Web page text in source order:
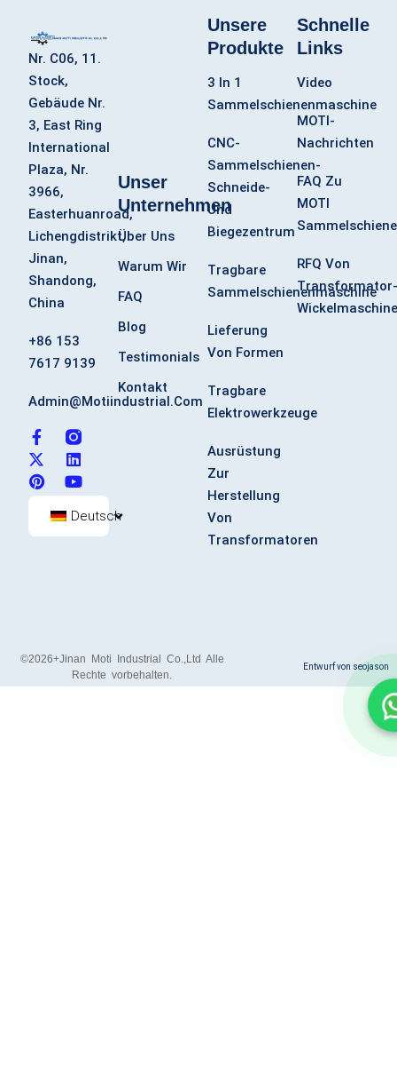
Nr. C06, 11.
Stock,
Gebäude Nr.
3, East Ring
International
Plaza, Nr.
3966,
Easterhuanroad,
Lichengdistrikt,
Jinan,
Shandong,
China
+86 153
7617 9139
Admin@motiindustrial.com
F
a
c
e
b
o
X
-
t
w
i
t
L
i
n
k
e
d
i
P
i
n
t
e
e
Y
o
u
t
u
b
e
Deutsch
Unser
Unternehmen
Über Uns
Warum Wir
FAQ
Blog
Testimonials
Kontakt
Unsere
Produkte
3 In 1
Sammelschienenmaschine
CNC-
Sammelschienen-
Schneide-
Und
Biegezentrum
Tragbare
Sammelschienenmaschine
Lieferung
Von Formen
Tragbare
Elektrowerkzeuge
Ausrüstung
Zur
Herstellung
Von
Transformatoren
Schnelle
Links
Video
MOTI-
Nachrichten
FAQ Zu
MOTI
RFQ Von
Transformator-
Wickelmaschine
©2026+Jinan Moti Industrial Co.,Ltd Alle
Rechte vorbehalten.
Entwurf von seojason